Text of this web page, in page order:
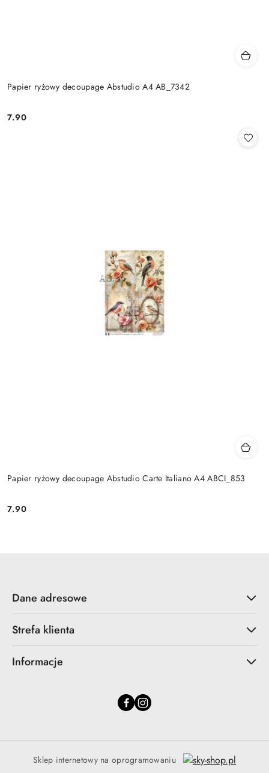
Papier ryżowy decoupage Abstudio A4 AB_7342
Cena:
7.90
Papier ryżowy decoupage Abstudio Carte Italiano A4 ABCI_853
Cena:
7.90
Dane adresowe
Strefa klienta
Informacje
Sklep internetowy na oprogramowaniu